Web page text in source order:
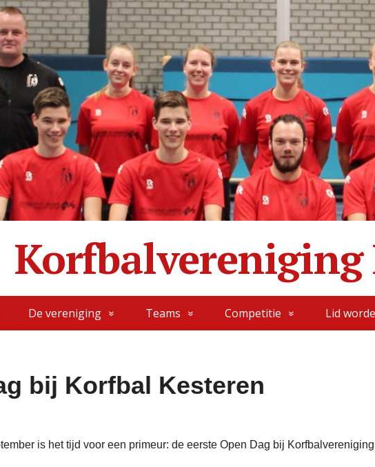
Korfbalvereniging
De vereniging Teams Competitie Lid
bij Korfbal Kesteren
is het tijd voor een primeur: de eerste Open Dag bij Korfbalvereniging